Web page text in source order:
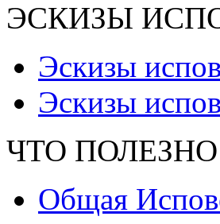
ЭСКИЗЫ
Эскизы
Эскизы
ЧТО
Общая